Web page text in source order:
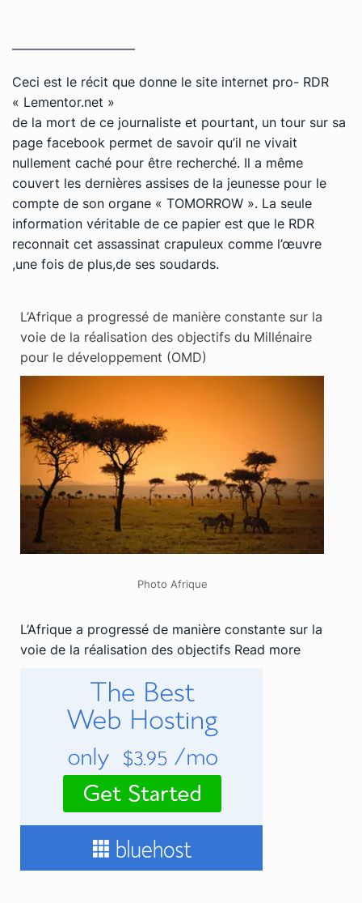
—————————–
Ceci est le récit que donne le site internet pro- RDR
« Lementor.net »
de la mort de ce journaliste et pourtant, un tour sur sa
page facebook permet de savoir qu’il ne vivait
nullement caché pour être recherché. Il a même
couvert les dernières assises de la jeunesse pour le
compte de son organe « TOMORROW ». La seule
information véritable de ce papier est que le RDR
reconnait cet assassinat crapuleux comme l’œuvre
,une fois de plus,de ses soudards.
L’Afrique a progressé de manière constante sur la
voie de la réalisation des objectifs du Millénaire
pour le développement (OMD)
Photo Afrique
L’Afrique a progressé de manière constante sur la
voie de la réalisation des objectifs Read more